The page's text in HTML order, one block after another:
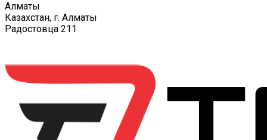
Алматы
Казахстан, г. Алматы
Радостовца 211